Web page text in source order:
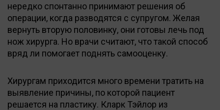
нередко спонтанно принимают решения об
операции, когда разводятся с супругом. Желая
вернуть вторую половинку, они готовы лечь под
нож хирурга. Но врачи считают, что такой способ
вряд ли помогает поднять самооценку.
Хирургам приходится много времени тратить на
выявление причины, по которой пациент
решается на пластику. Кларк Тэйлор из